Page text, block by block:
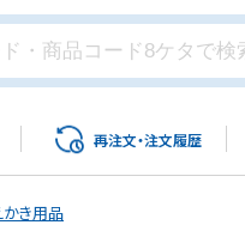
再注文・注文履歴
かき用品